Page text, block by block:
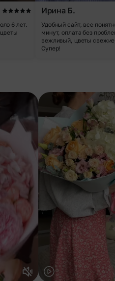
6 лет.
Ирина Б.
Удобный сайт, все
минут, оплата без
вежливый, цветы
Супер!